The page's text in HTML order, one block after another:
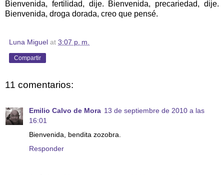
Bienvenida, fertilidad, dije. Bienvenida, precariedad, dije.
Bienvenida, droga dorada, creo que pensé.
Luna Miguel at 3:07 p. m.
Compartir
11 comentarios:
Emilio Calvo de Mora 13 de septiembre de 2010 a las
16:01
Bienvenida, bendita zozobra.
Responder